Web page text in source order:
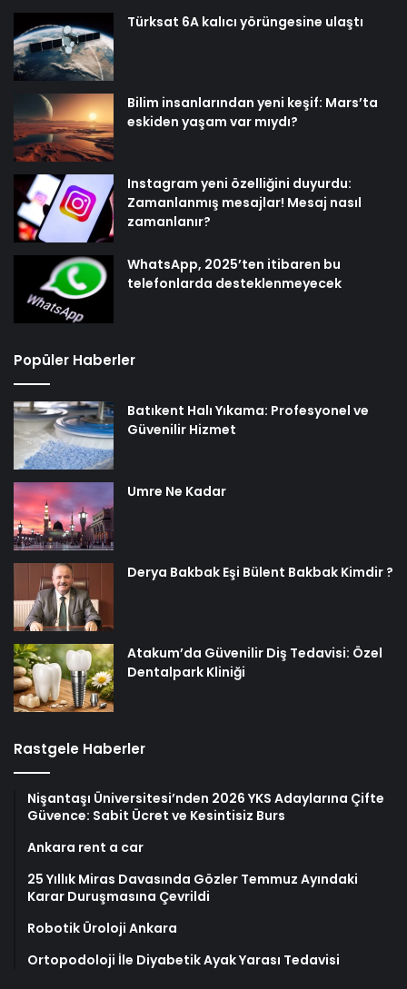
Türksat 6A kalıcı yörüngesine ulaştı
Bilim insanlarından yeni keşif: Mars’ta
eskiden yaşam var mıydı?
Instagram yeni özelliğini duyurdu:
Zamanlanmış mesajlar! Mesaj nasıl
zamanlanır?
WhatsApp, 2025’ten itibaren bu
telefonlarda desteklenmeyecek
Popüler Haberler
Batıkent Halı Yıkama: Profesyonel ve
Güvenilir Hizmet
Umre Ne Kadar
Derya Bakbak Eşi Bülent Bakbak Kimdir ?
Atakum’da Güvenilir Diş Tedavisi: Özel
Dentalpark Kliniği
Rastgele Haberler
Nişantaşı Üniversitesi’nden 2026 YKS Adaylarına Çifte
Güvence: Sabit Ücret ve Kesintisiz Burs
Ankara rent a car
25 Yıllık Miras Davasında Gözler Temmuz Ayındaki
Karar Duruşmasına Çevrildi
Robotik Üroloji Ankara
Ortopodoloji İle Diyabetik Ayak Yarası Tedavisi